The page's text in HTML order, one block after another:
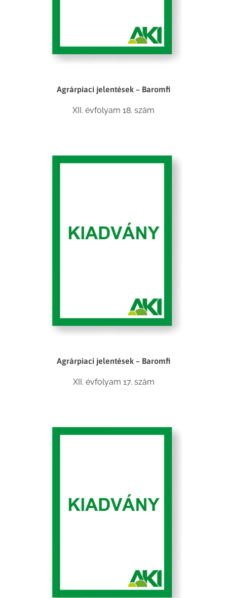
Agrárpiaci jelentések – Baromfi
XII. évfolyam 18. szám
Agrárpiaci jelentések – Baromfi
XII. évfolyam 17. szám